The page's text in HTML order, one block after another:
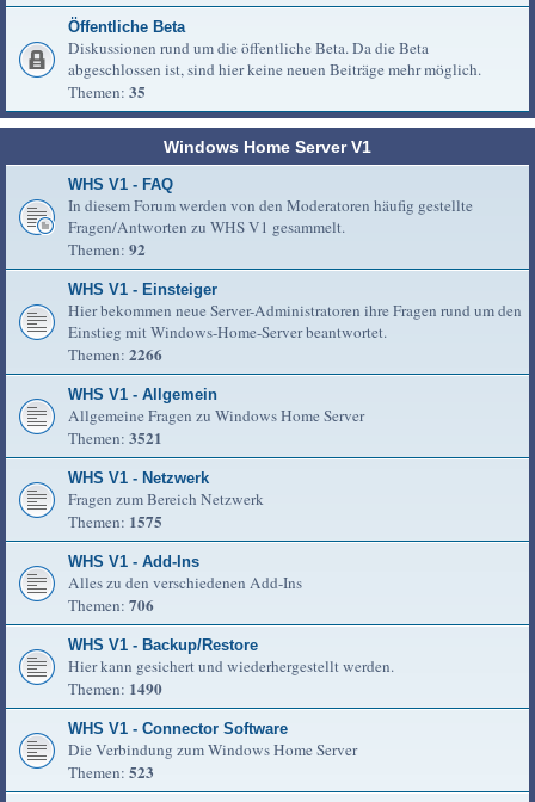
Öffentliche Beta
Diskussionen rund um die öffentliche Beta. Da die Beta
abgeschlossen ist, sind hier keine neuen Beiträge mehr möglich.
Themen: 35
Windows Home Server V1
WHS V1 - FAQ
In diesem Forum werden von den Moderatoren häufig gestellte
Fragen/Antworten zu WHS V1 gesammelt.
Themen: 92
WHS V1 - Einsteiger
Hier bekommen neue Server-Administratoren ihre Fragen rund um den
Einstieg mit Windows-Home-Server beantwortet.
Themen: 2266
WHS V1 - Allgemein
Allgemeine Fragen zu Windows Home Server
Themen: 3521
WHS V1 - Netzwerk
Fragen zum Bereich Netzwerk
Themen: 1575
WHS V1 - Add-Ins
Alles zu den verschiedenen Add-Ins
Themen: 706
WHS V1 - Backup/Restore
Hier kann gesichert und wiederhergestellt werden.
Themen: 1490
WHS V1 - Connector Software
Die Verbindung zum Windows Home Server
Themen: 523